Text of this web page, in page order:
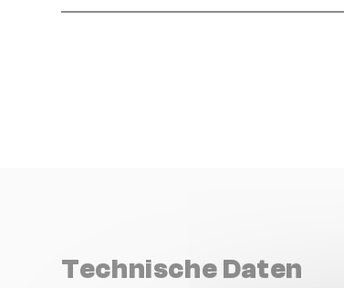
Technische Daten